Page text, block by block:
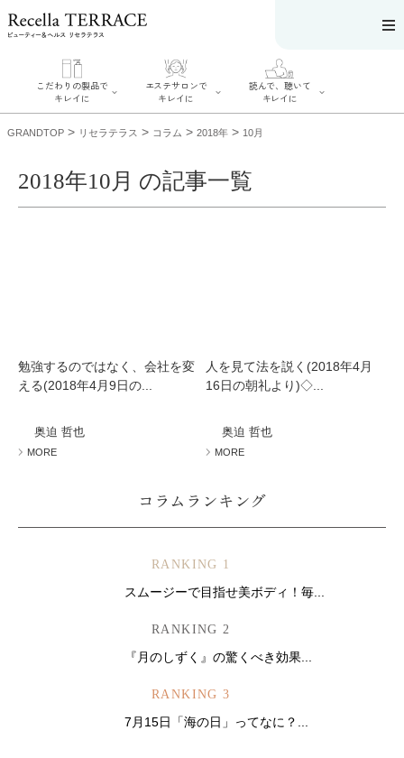
こだわりの製品で
キレイに
エステサロンで
キレイに
肌改善のプロと
は？
読んで、聴いて
キレイに
ニキビ 日焼け 首
のしわ 敏感肌
るみ シミ
コラム
GRANDTOP > リセラテラス > コラム > 2018年 > 10月
2018年10月 の記事一覧
勉強するのではなく、会社を変
える(2018年4月9日の...
奥迫 哲也
MORE
人を見て法を説く(2018年4月
16日の朝礼より)◇...
奥迫 哲也
MORE
コラムランキング
RANKING 1
スムージーで目指せ美ボディ！毎...
RANKING 2
『月のしずく』の驚くべき効果...
RANKING 3
7月15日「海の日」ってなに？...